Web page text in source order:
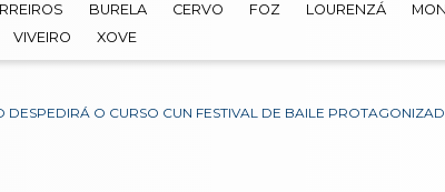
BURELA CERVO FOZ LOURENZÁ
VIVEIRO XOVE
DESPEDIRÁ O CURSO CUN FESTIVAL DE BAILE